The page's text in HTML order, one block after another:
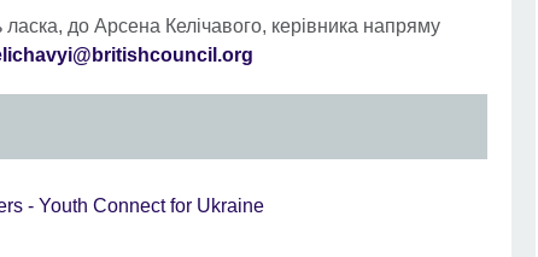
до Арсена Келічавого, керівника напряму
- Youth Connect for Ukraine